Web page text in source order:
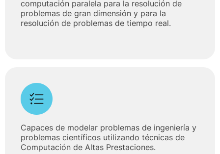
computación paralela para la resolución de
problemas de gran dimensión y para la
resolución de problemas de tiempo real.
Capaces de modelar problemas de ingeniería y
problemas científicos utilizando técnicas de
Computación de Altas Prestaciones.